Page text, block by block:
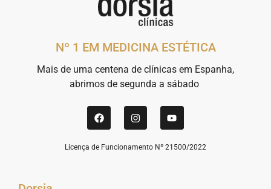
Nº 1 EM MEDICINA ESTÉTICA
Mais de uma centena de clínicas em Espanha,
abrimos de segunda a sábado
Licença de Funcionamento Nº 21500/2022